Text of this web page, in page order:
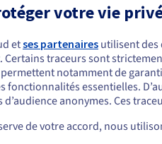
OVHcloud, aux revendeurs
publicitaires,
peut être interdite, sauf
pas de limiter l'utilisation
but de vous informer sur ce
semblez être
commander, rendez-vous sur le
votre vie
etses partenaires utilisent des
Certains traceurs sont
notamment de
fonctionnalités essentielles.
d’audience anonymes. Ces
de votre accord, nous